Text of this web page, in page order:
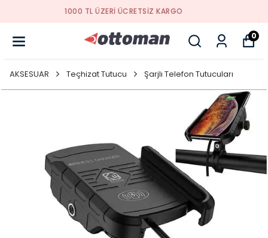
YENI SEZON ÜRÜNLER
0
AKSESUAR Teçhizat Tutucu Şarjlı Telefon Tutucuları